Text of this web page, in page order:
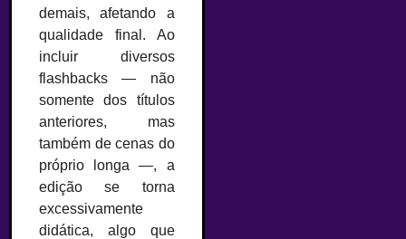
demais, afetando a
qualidade final. Ao
incluir diversos
flashbacks — não
somente dos títulos
anteriores, mas
também de cenas do
próprio longa —, a
edição se torna
excessivamente
didática, algo que